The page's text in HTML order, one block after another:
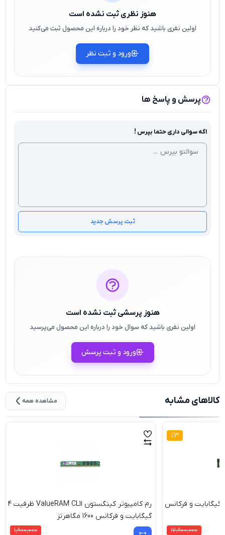
هنوز نظری ثبت نشده است
اولین نفری باشید که نظر خود را درباره این محصول ثبت می‌کنید
ورود و ثبت نظر
پرسش و پاسخ ها
اگه سوالی داری حتما بپرس !
ثبت پرسش جدید
هنوز پرسشی ثبت نشده است
اولین نفری باشید که سوال خود را درباره این محصول می‌پرسید
ورود و ثبت پرسش
کالاهای مشابه مشاهده همه
رم کامپیوتر کینگستون ValueRAM CL11 ظرفیت 4
گیگابایت و فرکانس 1600 مگاهرتز
1,800,000
3
%
رم کامپیوتر ای دیتا ظرفیت 16 گیگابایت و فرکانس
17,800,000